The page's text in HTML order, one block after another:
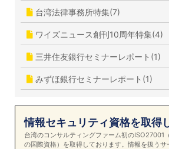
台湾法律事務所特集(7)
ワイズニュース創刊10周年特集(4)
三井住友銀行セミナーレポート(1)
みずほ銀行セミナーレポート(1)
情報セキュリティ資格を取得
台湾のコンサルティングファーム初のISO27001
の国際資格）を取得しております。情報を扱う